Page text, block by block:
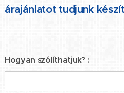
árajánlatot tudjunk
Hogyan szólíthatjuk? :